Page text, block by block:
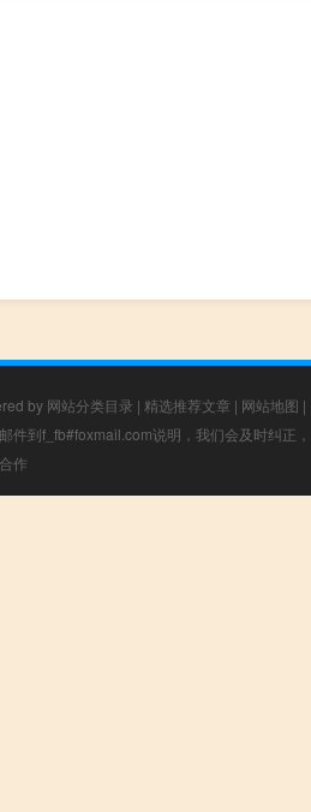
by 网站分类目录 | 精选推荐文章 | 网站地图 |
件到f_fb#foxmail.com说明，我们会及时纠正
作